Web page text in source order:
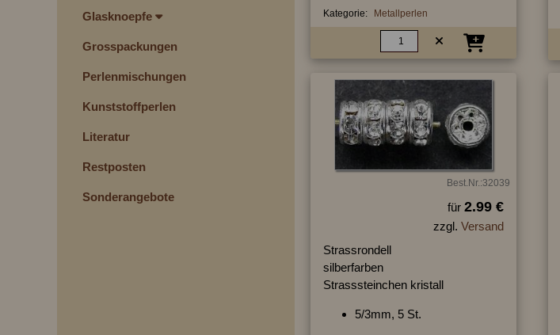
Glasknoepfe
Grosspackungen
Perlenmischungen
Kunststoffperlen
Literatur
Restposten
Sonderangebote
Kategorie: Metallperlen
Best.Nr.:32039
für 2.99 €
zzgl. Versand
Strassrondell
silberfarben
Strasssteinchen kristall
5/3mm, 5 St.